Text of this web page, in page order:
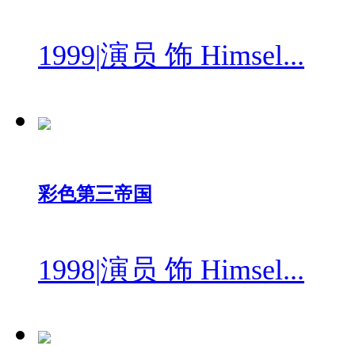
1999|演员 饰 Himsel...
彩色第三帝国
1998|演员 饰 Himsel...